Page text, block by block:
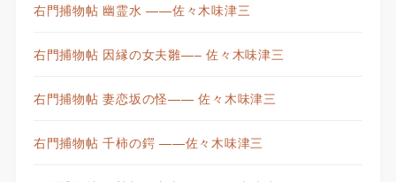
右門捕物帖 幽霊水 ——佐々木味津三
右門捕物帖 因縁の女夫雛—– 佐々木味津三
右門捕物帖 妻恋坂の怪—— 佐々木味津三
右門捕物帖 千柿の鍔 ——佐々木味津三